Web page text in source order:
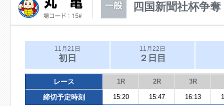
四国新聞社杯争
11月21日
初日
11月22日
２日目
レース 1R 2R 3R
締切予定時刻 15:20 15:47 16:13